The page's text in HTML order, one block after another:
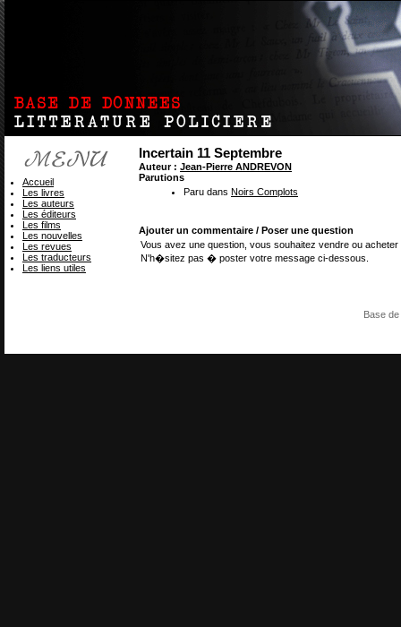
Incertain 11 Septembre
Auteur : Jean-Pierre ANDREVON
Parutions
Paru dans Noirs Complots
Ajouter un commentaire / Poser une question
Vous avez une question, vous souhaitez vendre ou
N'h�sitez pas � poster votre message ci-dessous.
Accueil
Les livres
Les auteurs
Les éditeurs
Les films
Les nouvelles
Les revues
Les traducteurs
Les liens utiles
Base